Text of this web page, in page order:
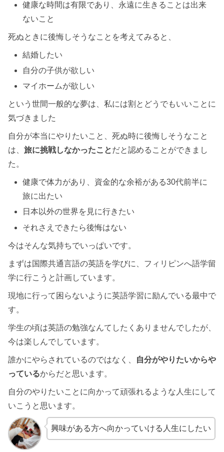
健康な時間は有限であり、永遠に生きることは出来
ないこと
死ぬときに後悔しそうなことを考えてみると、
結婚したい
自分の子供が欲しい
マイホームが欲しい
という世間一般的な夢は、私には割とどうでもいいことに
気づきました
自分が本当にやりたいこと、死ぬ時に後悔しそうなこと
は、 旅に挑戦しなかったことだと認めることができまし
た。
健康で体力があり、資金的な余裕がある30代前半に
旅に出たい
日本以外の世界を見に行きたい
それさえできたら後悔はない
今はそんな気持ちでいっぱいです。
まずは国際共通言語の英語を学びに、フィリピンへ語学留
学に行こうと計画しています。
現地に行って困らないように英語学習に励んでいる最中で
す。
学生の頃は英語の勉強なんてしたくありませんでしたが、
今は楽しんでしています。
誰かにやらされているのではなく、
自分がやりたいからや
っているからだと思います。
自分のやりたいことに向かって頑張れるような人生にして
いこうと思います。
興味がある方へ向かっていける人生にしたい